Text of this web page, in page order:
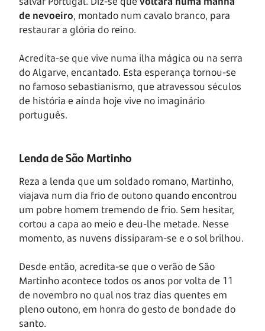
de nevoeiro, montado num cavalo branco, para
restaurar a glória do reino.
Acredita-se que vive numa ilha mágica ou na serra
do Algarve, encantado. Esta esperança tornou-se
no famoso sebastianismo, que atravessou séculos
de história e ainda hoje vive no imaginário
português.
Lenda de São Martinho
Reza a lenda que um soldado romano, Martinho,
viajava num dia frio de outono quando encontrou
um pobre homem tremendo de frio. Sem hesitar,
cortou a capa ao meio e deu-lhe metade. Nesse
momento, as nuvens dissiparam-se e o sol brilhou.
Desde então, acredita-se que o verão de São
Martinho acontece todos os anos por volta de 11
de novembro no qual nos traz dias quentes em
pleno outono, em honra do gesto de bondade do
santo.